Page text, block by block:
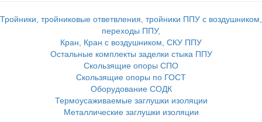
Тройники, тройниковые ответвления, тройники ППУ с воздушником,
переходы ППУ,
Кран, Кран с воздушником, СКУ ППУ
Остальные комплекты заделки стыка ППУ
Скользящие опоры СПО
Скользящие опоры по ГОСТ
Оборудование СОДК
Термоусаживаемые заглушки изоляции
Металлические заглушки изоляции